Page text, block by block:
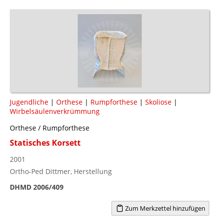
Jugendliche | Orthese | Rumpforthese | Skoliose |
Wirbelsäulenverkrümmung
Orthese / Rumpforthese
Statisches Korsett
2001
Ortho-Ped Dittmer, Herstellung
DHMD 2006/409
Zum Merkzettel hinzufügen